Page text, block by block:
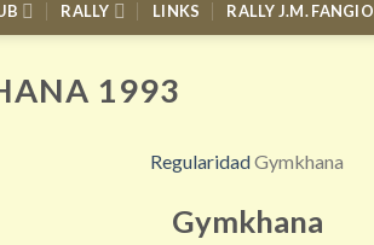
RALLY LINKS RALLY J.M. FANGIO
1993
RegularidadGymkhana
Gymkhana